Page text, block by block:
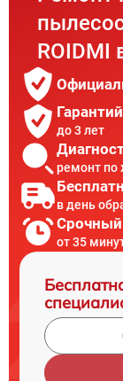
ROIDMI
до 3 лет
ремонт по
в день
от 35